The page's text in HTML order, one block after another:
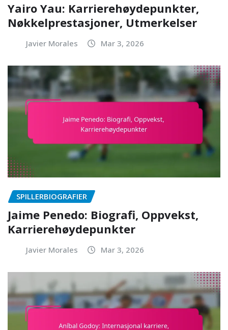
Yairo Yau: Karrierehøydepunkter,
Nøkkelprestasjoner, Utmerkelser
Javier Morales Mar 3, 2026
SPILLERBIOGRAFIER
Jaime Penedo: Biografi, Oppvekst,
Karrierehøydepunkter
Javier Morales Mar 3, 2026